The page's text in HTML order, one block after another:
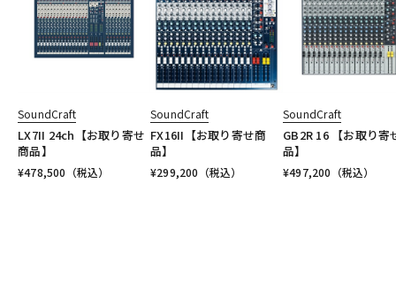
SoundCraft
LX7II 24ch【お取り寄せ
商品】
¥478,500 （税込）
SoundCraft
FX16II【お取り寄せ商
品】
¥299,200 （税込）
SoundCraft
GB2R 16 【お取り寄
品】
¥497,200 （税込）